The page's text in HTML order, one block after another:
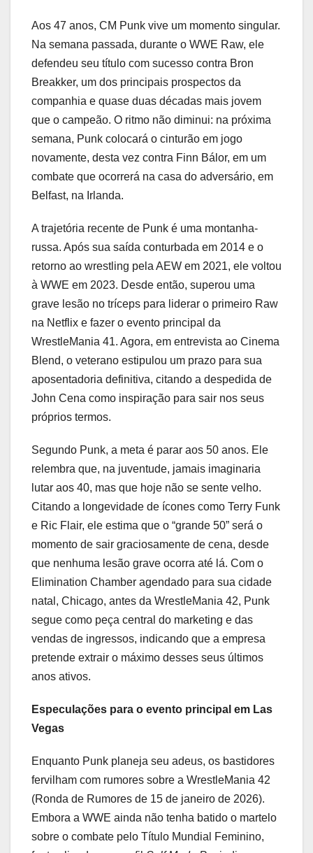
Aos 47 anos, CM Punk vive um momento singular.
Na semana passada, durante o WWE Raw, ele
defendeu seu título com sucesso contra Bron
Breakker, um dos principais prospectos da
companhia e quase duas décadas mais jovem
que o campeão. O ritmo não diminui: na próxima
semana, Punk colocará o cinturão em jogo
novamente, desta vez contra Finn Bálor, em um
combate que ocorrerá na casa do adversário, em
Belfast, na Irlanda.
A trajetória recente de Punk é uma montanha-
russa. Após sua saída conturbada em 2014 e o
retorno ao wrestling pela AEW em 2021, ele voltou
à WWE em 2023. Desde então, superou uma
grave lesão no tríceps para liderar o primeiro Raw
na Netflix e fazer o evento principal da
WrestleMania 41. Agora, em entrevista ao Cinema
Blend, o veterano estipulou um prazo para sua
aposentadoria definitiva, citando a despedida de
John Cena como inspiração para sair nos seus
próprios termos.
Segundo Punk, a meta é parar aos 50 anos. Ele
relembra que, na juventude, jamais imaginaria
lutar aos 40, mas que hoje não se sente velho.
Citando a longevidade de ícones como Terry Funk
e Ric Flair, ele estima que o “grande 50” será o
momento de sair graciosamente de cena, desde
que nenhuma lesão grave ocorra até lá. Com o
Elimination Chamber agendado para sua cidade
natal, Chicago, antes da WrestleMania 42, Punk
segue como peça central do marketing e das
vendas de ingressos, indicando que a empresa
pretende extrair o máximo desses seus últimos
anos ativos.
Especulações para o evento principal em Las
Vegas
Enquanto Punk planeja seu adeus, os bastidores
fervilham com rumores sobre a WrestleMania 42
(Ronda de Rumores de 15 de janeiro de 2026).
Embora a WWE ainda não tenha batido o martelo
sobre o combate pelo Título Mundial Feminino,